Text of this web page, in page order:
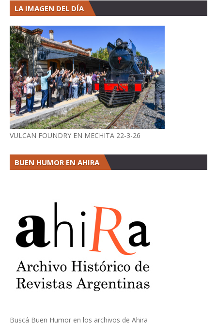
LA IMAGEN DEL DÍA
VULCAN FOUNDRY EN MECHITA 22-3-26
BUEN HUMOR EN AHIRA
Buscá Buen Humor en los archivos de Ahira